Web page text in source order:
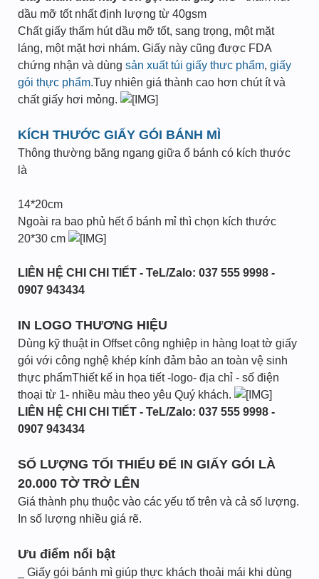
dầu mỡ tốt nhất định lượng từ 40gsm
Chất giấy thấm hút dầu mỡ tốt, sang trọng, một mặt
láng, một mặt hơi nhám. Giấy này cũng được FDA
chứng nhận và dùng sản xuất túi giấy thưc phẩm, giấy
gói thực phẩm.Tuy nhiên giá thành cao hơn chút ít và
chất giấy hơi mỏng.
KÍCH THƯỚC GIẤY GÓI BÁNH MÌ
Thông thường băng ngang giữa ổ bánh có kích thước
là
14*20cm
Ngoài ra bao phủ hết ổ bánh mỉ thì chọn kích thước
20*30 cm
LIÊN HỆ CHI CHI TIẾT - TeL/Zalo: 037 555 9998 -
0907 943434
IN LOGO THƯƠNG HIỆU
Dùng kỹ thuật in Offset công nghiệp in hàng loạt tờ giấy
gói với công nghệ khép kính đảm bảo an toàn vệ sinh
thực phẩmThiết kế in họa tiết -logo- địa chỉ - số điện
thoại từ 1- nhiều màu theo yêu Quý khách.
LIÊN HỆ CHI CHI TIẾT - TeL/Zalo: 037 555 9998 -
0907 943434
SỐ LƯỢNG TỐI THIỂU ĐỂ IN GIẤY GÓI LÀ
20.000 TỜ TRỞ LÊN
Giá thành phụ thuộc vào các yếu tố trên và cả số lượng.
In số lượng nhiều giá rẽ.
Ưu điểm nổi bật
_ Giấy gói bánh mì giúp thực khách thoải mái khi dùng